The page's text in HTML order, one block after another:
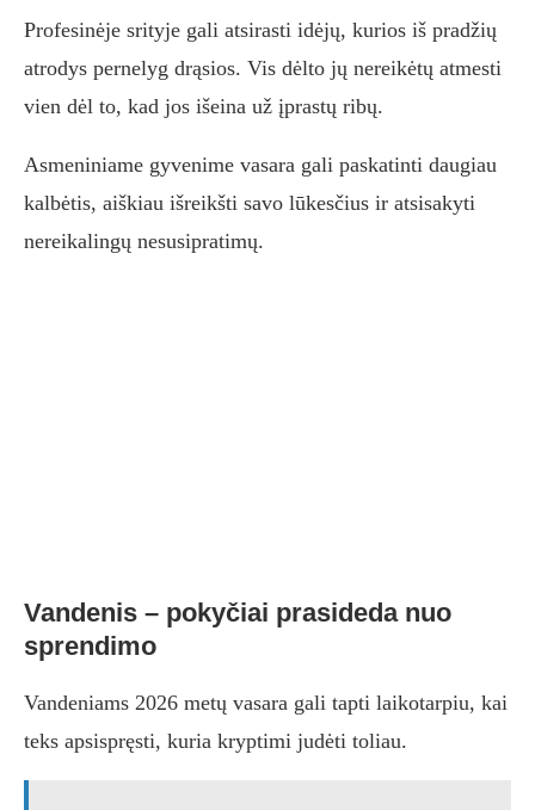
Profesinėje srityje gali atsirasti idėjų, kurios iš pradžių
atrodys pernelyg drąsios. Vis dėlto jų nereikėtų atmesti
vien dėl to, kad jos išeina už įprastų ribų.
Asmeniniame gyvenime vasara gali paskatinti daugiau
kalbėtis, aiškiau išreikšti savo lūkesčius ir atsisakyti
nereikalingų nesusipratimų.
Vandenis – pokyčiai prasideda nuo
sprendimo
Vandeniams 2026 metų vasara gali tapti laikotarpiu, kai
teks apsispręsti, kuria kryptimi judėti toliau.